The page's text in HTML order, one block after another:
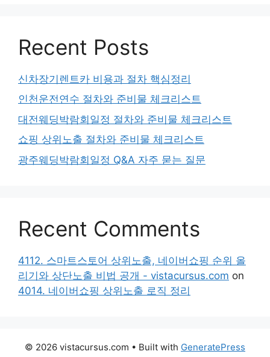
Recent Posts
신차장기렌트카 비용과 절차 핵심정리
인천운전연수 절차와 준비물 체크리스트
대전웨딩박람회일정 절차와 준비물 체크리스트
쇼핑 상위노출 절차와 준비물 체크리스트
광주웨딩박람회일정 Q&A 자주 묻는 질문
Recent Comments
4112. 스마트스토어 상위노출, 네이버쇼핑 순위 올
리기와 상단노출 비법 공개 - vistacursus.com on
4014. 네이버쇼핑 상위노출 로직 정리
© 2026 vistacursus.com • Built with GeneratePress